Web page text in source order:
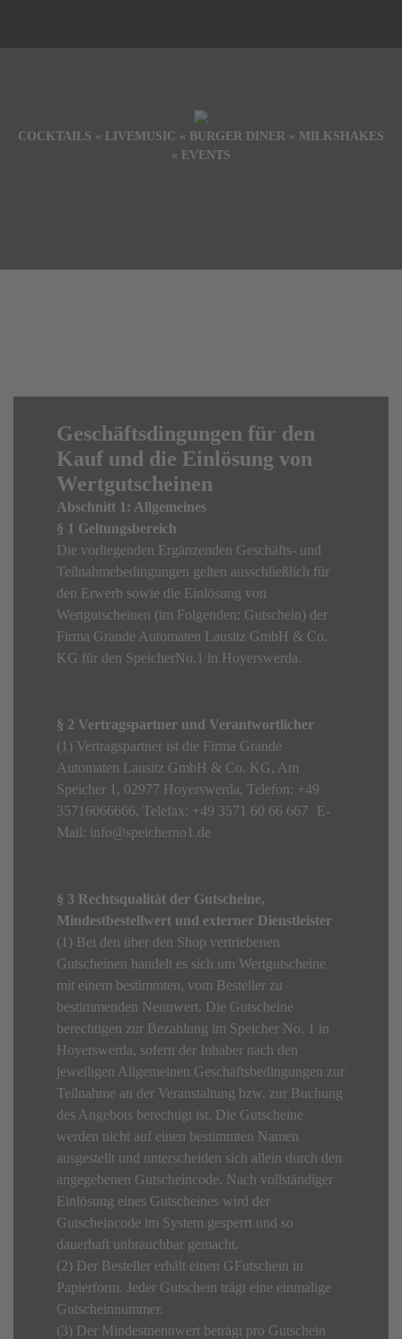
COCKTAILS « LIVEMUSIC « BURGER DINER « MILKSHAKES
« EVENTS
Geschäftsdingungen für den
Kauf und die Einlösung von
Wertgutscheinen
Abschnitt 1: Allgemeines
§ 1 Geltungsbereich
Die vorliegenden Ergänzenden Geschäfts- und
Teilnahmebedingungen gelten ausschließlich für
den Erwerb sowie die Einlösung von
Wertgutscheinen (im Folgenden: Gutschein) der
Firma Grande Automaten Lausitz GmbH & Co.
KG für den SpeicherNo.1 in Hoyerswerda.
§ 2 Vertragspartner und Verantwortlicher
(1) Vertragspartner ist die Firma Grande
Automaten Lausitz GmbH & Co. KG, Am
Speicher 1, 02977 Hoyerswerda, Telefon: +49
35716066666, Telefax: +49 3571 60 66 667 E-
Mail: info@speicherno1.de
§ 3 Rechtsqualität der Gutscheine,
Mindestbestellwert und externer Dienstleister
(1) Bei den über den Shop vertriebenen
Gutscheinen handelt es sich um Wertgutscheine
mit einem bestimmten, vom Besteller zu
bestimmenden Nennwert. Die Gutscheine
berechtigen zur Bezahlung im Speicher No. 1 in
Hoyerswerda, sofern der Inhaber nach den
jeweiligen Allgemeinen Geschäftsbedingungen zur
Teilnahme an der Veranstaltung bzw. zur Buchung
des Angebots berechtigt ist. Die Gutscheine
werden nicht auf einen bestimmten Namen
ausgestellt und unterscheiden sich allein durch den
angegebenen Gutscheincode. Nach vollständiger
Einlösung eines Gutscheines wird der
Gutscheincode im System gesperrt und so
dauerhaft unbrauchbar gemacht.
(2) Der Besteller erhält einen GFutschein in
Papierform. Jeder Gutschein trägt eine einmalige
Gutscheinnummer.
(3) Der Mindestnennwert beträgt pro Gutschein